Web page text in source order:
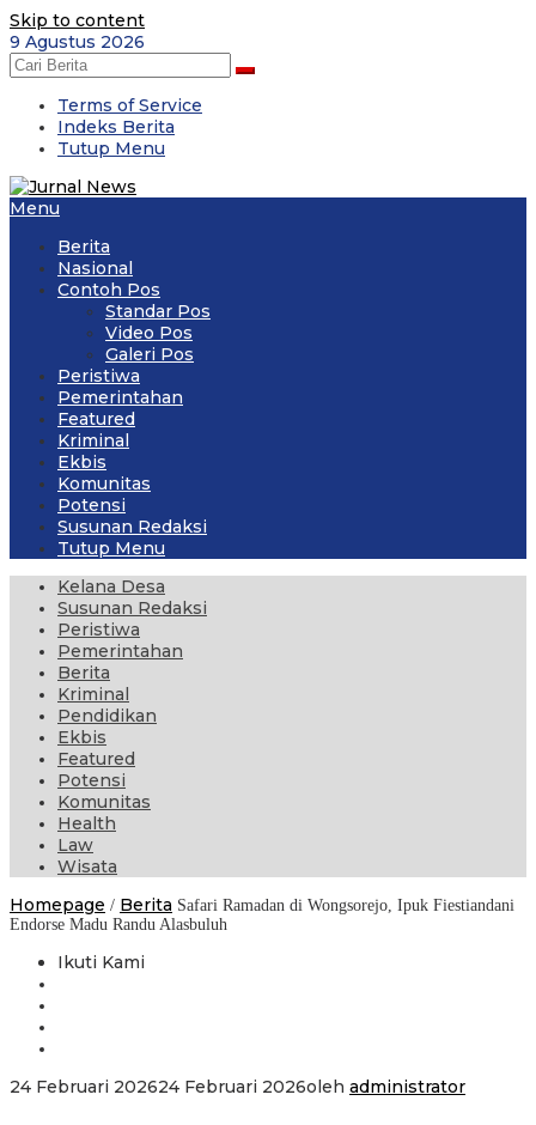
Skip to content
9 Agustus 2026
Terms of Service
Indeks Berita
Tutup Menu
Menu
Berita
Nasional
Contoh Pos
Standar Pos
Video Pos
Galeri Pos
Peristiwa
Pemerintahan
Featured
Kriminal
Ekbis
Komunitas
Potensi
Susunan Redaksi
Tutup Menu
Kelana Desa
Susunan Redaksi
Peristiwa
Pemerintahan
Berita
Kriminal
Pendidikan
Ekbis
Featured
Potensi
Komunitas
Health
Law
Wisata
Homepage / Berita Safari Ramadan di Wongsorejo, Ipuk Fiestiandani
Endorse Madu Randu Alasbuluh
Ikuti Kami
24 Februari 202624 Februari 2026oleh administrator